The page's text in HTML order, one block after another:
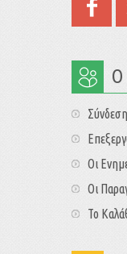
Ο
Σύνδεση
Οι
Οι
Το